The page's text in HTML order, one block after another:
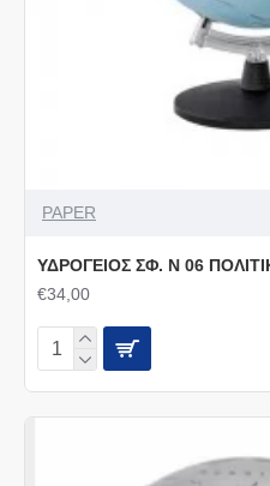
PAPER
ΥΔΡΟΓΕΙΟΣ ΣΦ. Ν 06
€34,00